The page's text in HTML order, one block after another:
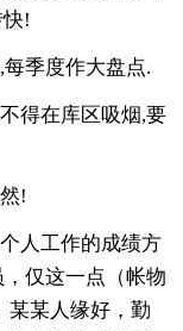
!
每季度作大盘点.
得在库区吸烟,要
!
人工作的成绩方
仅这一点（帐物
某某人缘好，勤